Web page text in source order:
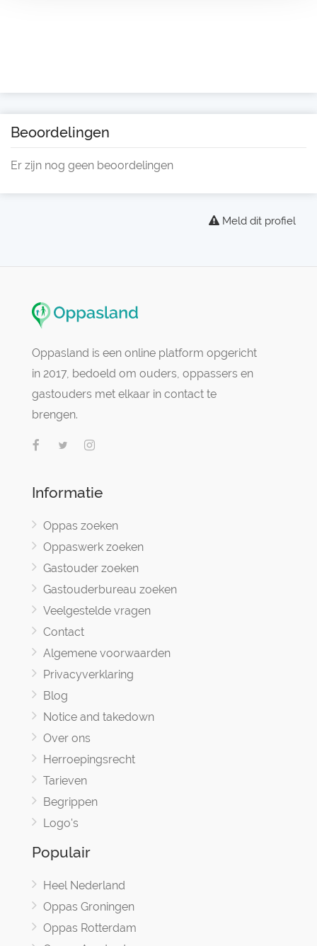
Beoordelingen
Er zijn nog geen beoordelingen
Meld dit profiel
Oppasland is een online platform opgericht
in 2017, bedoeld om ouders, oppassers en
gastouders met elkaar in contact te
brengen.
Informatie
Oppas zoeken
Oppaswerk zoeken
Gastouder zoeken
Gastouderbureau zoeken
Veelgestelde vragen
Contact
Algemene voorwaarden
Privacyverklaring
Blog
Notice and takedown
Over ons
Herroepingsrecht
Tarieven
Begrippen
Logo's
Populair
Heel Nederland
Oppas Groningen
Oppas Rotterdam